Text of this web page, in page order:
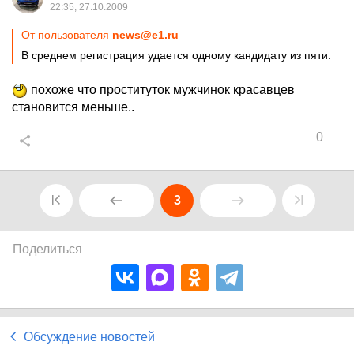
22:35, 27.10.2009
От пользователя news@e1.ru
В среднем регистрация удается одному кандидату из пяти.
похоже что проституток мужчинок красавцев
становится меньше..
0
3
Поделиться
Обсуждение новостей